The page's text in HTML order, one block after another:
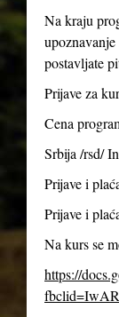
Na kraju
postavljate
Prijave za
Cena
Srbija /rsd/
Prijave i
Prijave i
Na kurs se
https://